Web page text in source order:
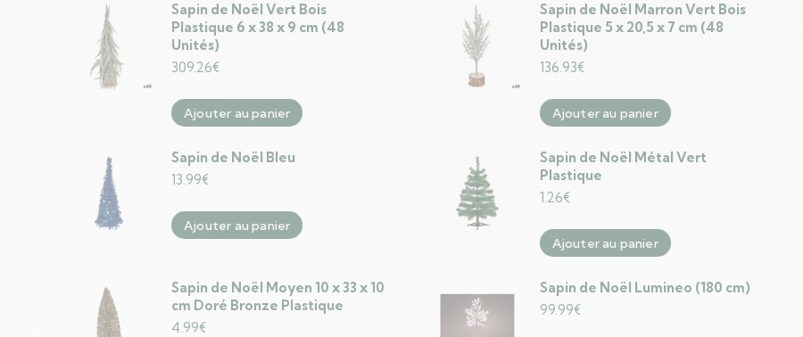
Sapin de Noël Vert Bois
Plastique 6 x 38 x 9 cm (48
Unités)
309.26€
Ajouter au panier
Sapin de Noël Marron Vert Bois
Plastique 5 x 20,5 x 7 cm (48
Unités)
136.93€
Ajouter au panier
Sapin de Noël Bleu
13.99€
Ajouter au panier
Sapin de Noël Métal Vert
Plastique
1.26€
Ajouter au panier
Sapin de Noël Moyen 10 x 33 x 10
cm Doré Bronze Plastique
4.99€
Sapin de Noël Lumineo (180 cm)
99.99€